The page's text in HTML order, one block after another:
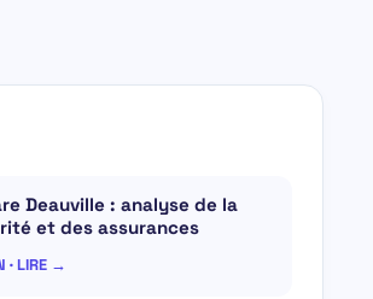
Deauville : analyse de la
et des assurances
· LIRE →